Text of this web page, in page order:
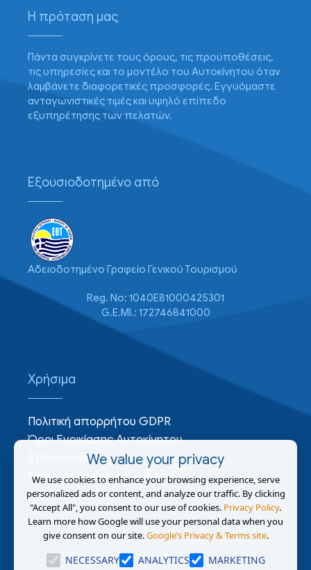
Η πρόταση μας
Πάντα συγκρίνετε τους όρους, τις προϋποθέσεις,
τις υπηρεσίες και το μοντέλο του Αυτοκίνητου όταν
λαμβάνετε διαφορετικές προσφορές. Εγγυόμαστε
ανταγωνιστικές τιμές και υψηλό επίπεδο
εξυπηρέτησης των πελατών.
Εξουσιοδοτημένο από
Αδειοδοτημένο Γραφείο Γενικού Τουρισμού
Reg. No: 1040E81000425301
G.E.MI.: 172746841000
Χρήσιμα
Πολιτική απορρήτου GDPR
Όροι Ενοικίασης Αυτοκίνητου
Επικοινωνία
Μεταχειρισμένα Αυτοκίνητα
We value your privacy
We use cookies to enhance your browsing experience, serve
personalized ads or content, and analyze our traffic. By clicking
"Accept All", you consent to our use of cookies. Privacy Policy.
Learn more how Google will use your personal data when you
give consent on our site.Google’s Privacy & Terms site.
NECESSARY ANALYTICS MARKETING